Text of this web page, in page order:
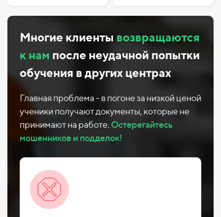
Многие клиенты возвращаются
к нам после неудачной попытки
обучения в других центрах
Главная проблема - в погоне за низкой ценой
ученики получают документы, которые не
принимают на работе. Остерегайтесь
мошенников и подделок!